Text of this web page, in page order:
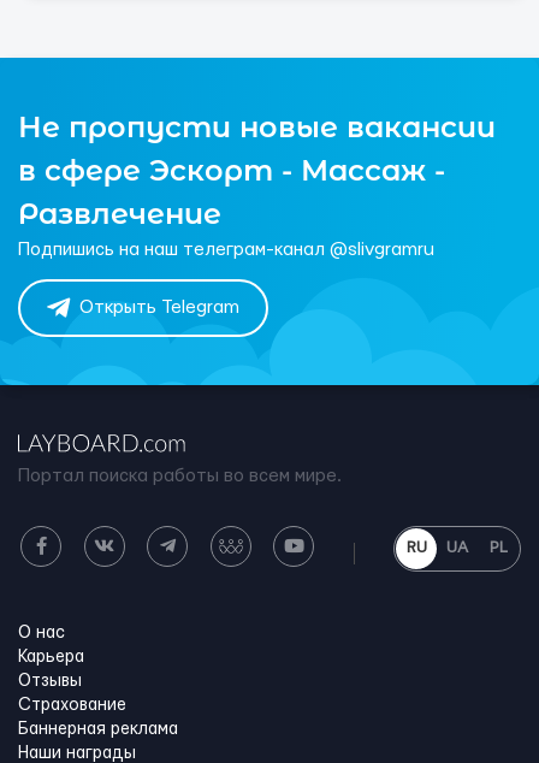
Не пропусти новые вакансии
в сфере Эскорт - Массаж -
Развлечение
Подпишись на наш телеграм-канал @slivgramru
Открыть Telegram
Портал поиска работы во всем мире.
RU UA PL
О нас
Карьера
Отзывы
Страхование
Баннерная реклама
Наши награды